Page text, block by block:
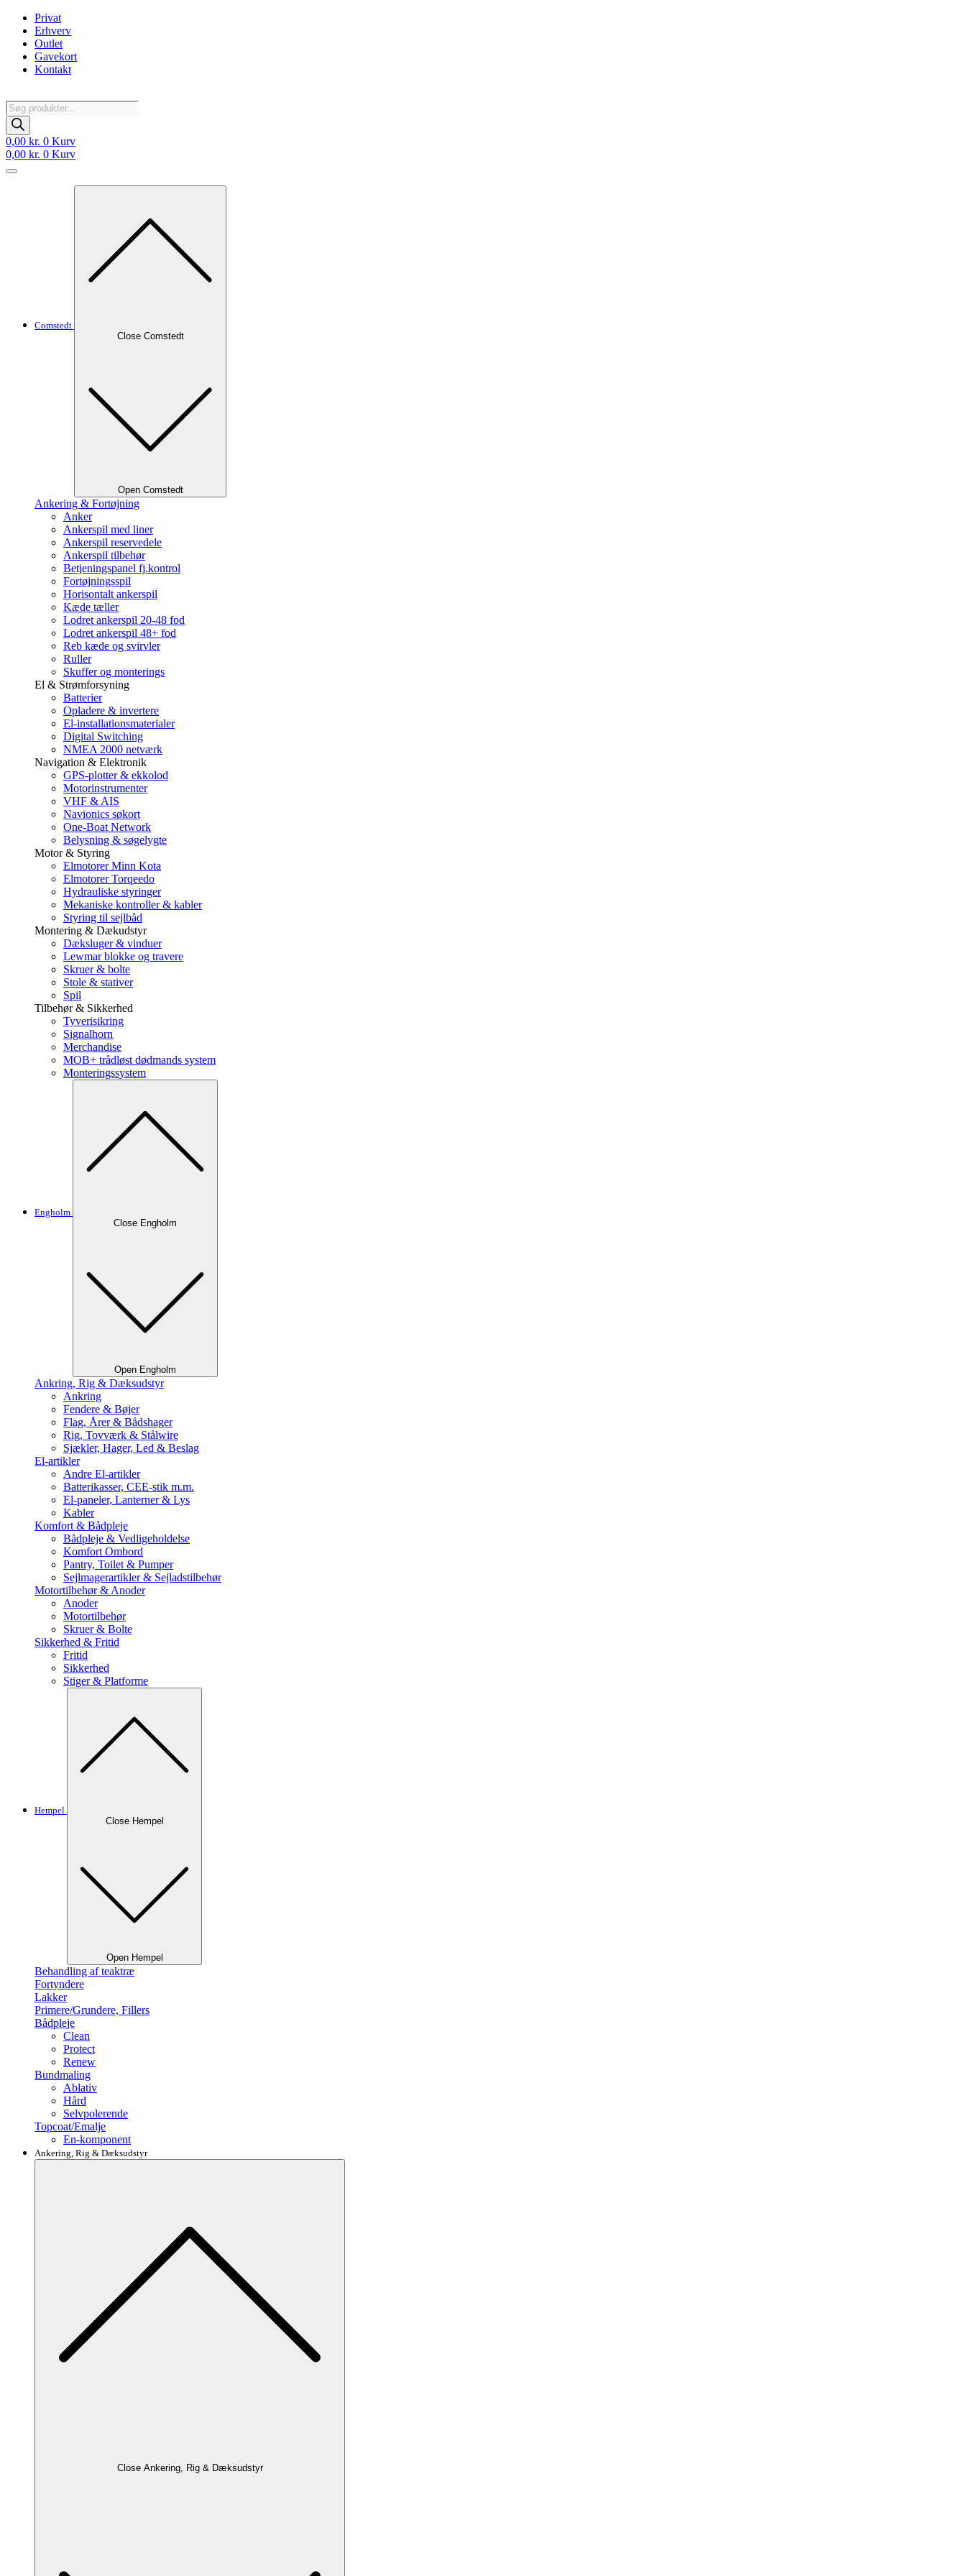
Videre
indhold
Privat
Erhverv
Outlet
Gavekort
Kontakt
Products
search
0,00 kr. 0 Kurv
0,00 kr. 0 Kurv
Comstedt
Close Comstedt
Open Comstedt
Ankering & Fortøjning
Anker
Ankerspil med liner
Ankerspil reservedele
Ankerspil tilbehør
Betjeningspanel fj.kontrol
Fortøjningsspil
Horisontalt ankerspil
Kæde tæller
Lodret ankerspil 20-48 fod
Lodret ankerspil 48+ fod
Reb kæde og svirvler
Ruller
Skuffer og monterings
El & Strømforsyning
Batterier
Opladere & invertere
El-installationsmaterialer
Digital Switching
NMEA 2000 netværk
Navigation & Elektronik
GPS-plotter & ekkolod
Motorinstrumenter
VHF & AIS
Navionics søkort
One-Boat Network
Belysning & søgelygte
Motor & Styring
Elmotorer Minn Kota
Elmotorer Torqeedo
Hydrauliske styringer
Mekaniske kontroller & kabler
Styring til sejlbåd
Montering & Dækudstyr
Dæksluger & vinduer
Lewmar blokke og travere
Skruer & bolte
Stole & stativer
Spil
Tilbehør & Sikkerhed
Tyverisikring
Signalhorn
Merchandise
MOB+ trådløst dødmands system
Monteringssystem
Engholm
Close Engholm
Open Engholm
Ankring, Rig & Dæksudstyr
Ankring
Fendere & Bøjer
Flag, Årer & Bådshager
Rig, Tovværk & Stålwire
Sjækler, Hager, Led & Beslag
El-artikler
Andre El-artikler
Batterikasser, CEE-stik m.m.
El-paneler, Lanterner & Lys
Kabler
Komfort & Bådpleje
Bådpleje & Vedligeholdelse
Komfort Ombord
Pantry, Toilet & Pumper
Sejlmagerartikler & Sejladstilbehør
Motortilbehør & Anoder
Anoder
Motortilbehør
Skruer & Bolte
Sikkerhed & Fritid
Fritid
Sikkerhed
Stiger & Platforme
Hempel
Close Hempel
Open Hempel
Behandling af teaktræ
Fortyndere
Lakker
Primere/Grundere, Fillers
Bådpleje
Clean
Protect
Renew
Bundmaling
Ablativ
Hård
Selvpolerende
Topcoat/Emalje
En-komponent
Ankering, Rig & Dæksudstyr
Close Ankering, Rig & Dæksudstyr